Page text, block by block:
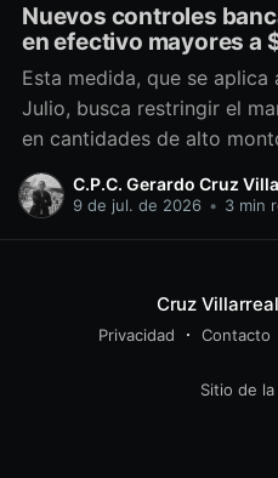
Nuevos controles
en efectivo mayores a
Esta medida, que se
Julio, busca restringir el
en cantidades de alto
un candado operativo
Antecedentes Desde hace
C.P.C. Gerardo Cruz
9 de jul. de 2026 • 3 min
Cruz
Privacidad Contacto
Sitio de